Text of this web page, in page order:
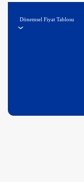
Dönemsel Fiyat Tablosu